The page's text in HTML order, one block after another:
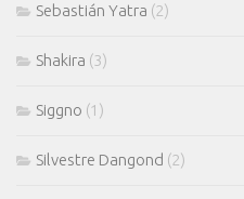
Sebastián Yatra (2)
Shakira (3)
Siggno (1)
Silvestre Dangond (2)